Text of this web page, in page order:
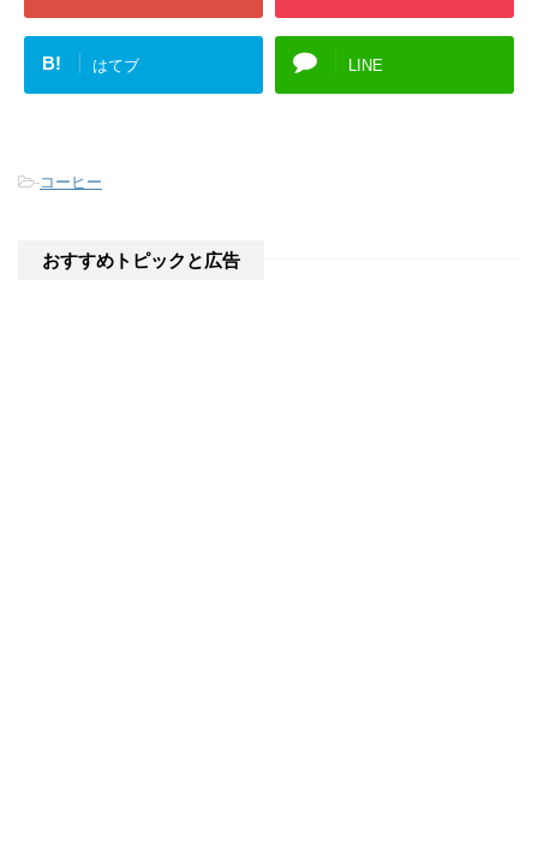
B! はてブ LINE
-コーヒー
おすすめトピックと広告